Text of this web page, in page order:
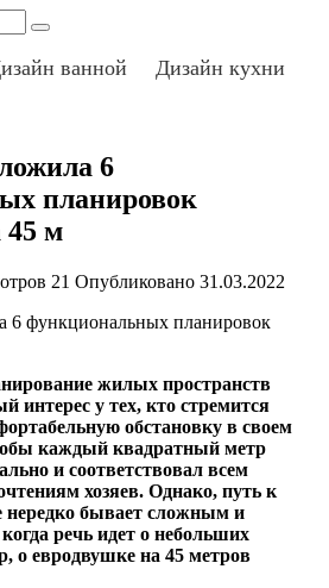
ванной
Дизайн кухни
6
планировок
45 м
21 Опубликовано 31.03.2022
жилых пространств
интерес у тех, кто стремится
обстановку в своем
каждый квадратный метр
и соответствовал всем
хозяев. Однако, путь к
нередко бывает сложным и
речь идет о небольших
о евродвушке на 45 метров